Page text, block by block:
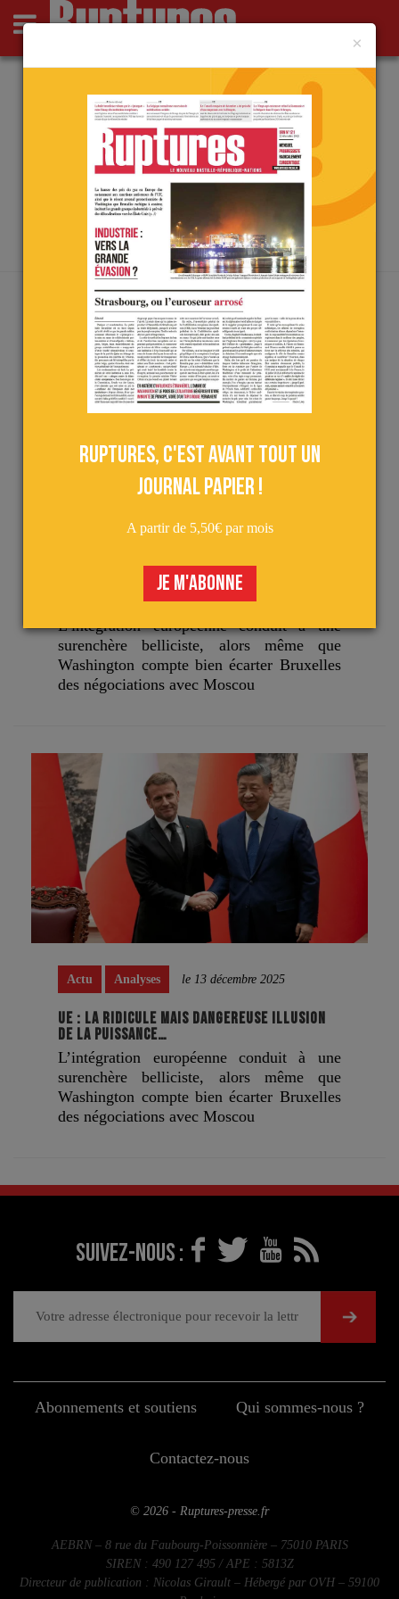
Actus Opinions
Point de Ruptures
Culture
Deutsch
ARCHIVES PAR MOT-CLÉ :ILLUSION
Accueil/illusion
UE : LA RIDICULE MAIS DANGEREUSE ILLUSION
DE LA PUISSANCE
L’intégration européenne conduit à une
surenchère belliciste, alors même que
Washington compte bien écarter Bruxelles
des négociations avec Moscou
Actu Analyses le 13 décembre 2025
UE : LA RIDICULE MAIS DANGEREUSE ILLUSION
DE LA PUISSANCE…
L’intégration européenne conduit à une
surenchère belliciste, alors même que
Washington compte bien écarter Bruxelles
des négociations avec Moscou
Suivez-nous :
Abonnements et soutiens Qui sommes-nous ?
Contactez-nous
© 2026 - Ruptures-presse.fr
AEBRN – 8 rue du Faubourg-Poissonnière – 75010 PARIS
SIREN : 490 127 495 / APE : 5813Z
Directeur de publication : Nicolas Girault – Hébergé par OVH – 59100
×
Ruptures, c'est avant tout un
journal papier !
A partir de 5,50€ par mois
JE M'ABONNE